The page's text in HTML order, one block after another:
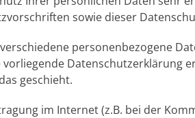
sowie dieser
personenbezogene
Datenschutzerklärung
geschieht.
im Internet (z.B. bei der